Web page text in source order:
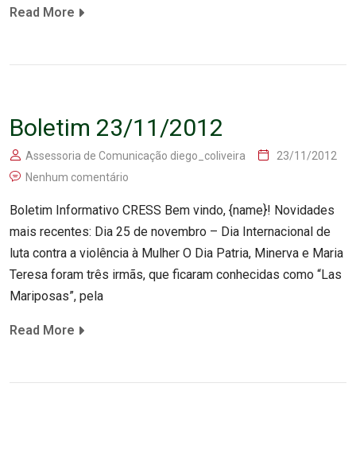
Read More
Boletim 23/11/2012
Assessoria de Comunicação diego_coliveira
23/11/2012
Nenhum comentário
Boletim Informativo CRESS Bem vindo, {name}! Novidades
mais recentes: Dia 25 de novembro – Dia Internacional de
luta contra a violência à Mulher O Dia Patria, Minerva e Maria
Teresa foram três irmãs, que ficaram conhecidas como “Las
Mariposas”, pela
Read More